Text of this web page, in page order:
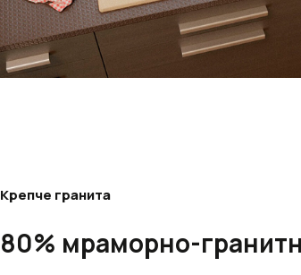
Крепче гранита
80% мраморно-